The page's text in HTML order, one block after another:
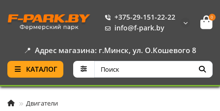
+375-29-151-22-22
info@f-park.by
0
📍 Адрес магазина: г.Минск, ул. О.Кошевого 8
КАТАЛОГ
Двигатели